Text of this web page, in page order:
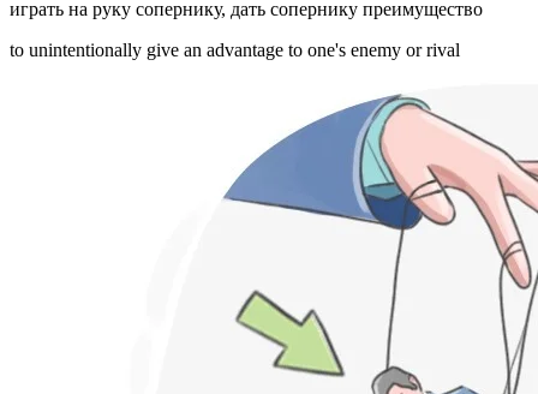
играть на руку сопернику, дать сопернику преимущество
to unintentionally give an advantage to one's enemy or rival